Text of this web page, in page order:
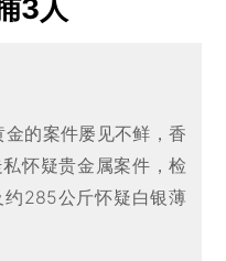
3人
的案件屡见不鲜，香
怀疑贵金属案件，检
285公斤怀疑白银薄